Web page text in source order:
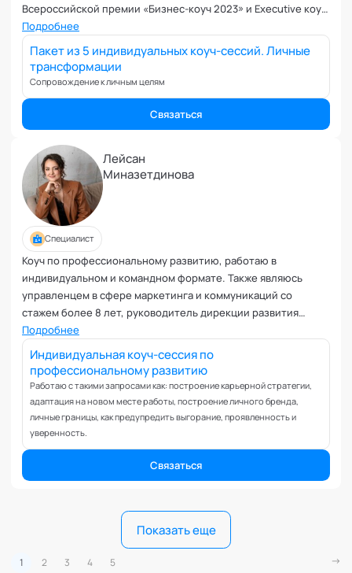
Всероссийской премии «Бизнес-коуч 2023» и Executive коуч
2024
Подробнее
Пакет из 5 индивидуальных коуч-сессий. Личные
трансформации
Сопровождение к личным целям
Связаться
Лейсан
Миназетдинова
Специалист
Коуч по профессиональному развитию, работаю в
индивидуальном и командном формате. Также являюсь
управленцем в сфере маркетинга и коммуникаций со
стажем более 8 лет, руководитель дирекции развития
туротрасли в Мостуризме, фасилитатор, модератор
деловых мероприятий. Автор собственного продукта "Своя
среда" - практикум, в котором переплетены коучинг, йога и
медитация.
Подробнее
Индивидуальная коуч-сессия по
профессиональному развитию
Работаю с такими запросами как: построение карьерной стратегии,
адаптация на новом месте работы, построение личного бренда,
личные границы, как предупредить выгорание, проявленность и
уверенность.
Связаться
Показать еще
1 2 3 4 5